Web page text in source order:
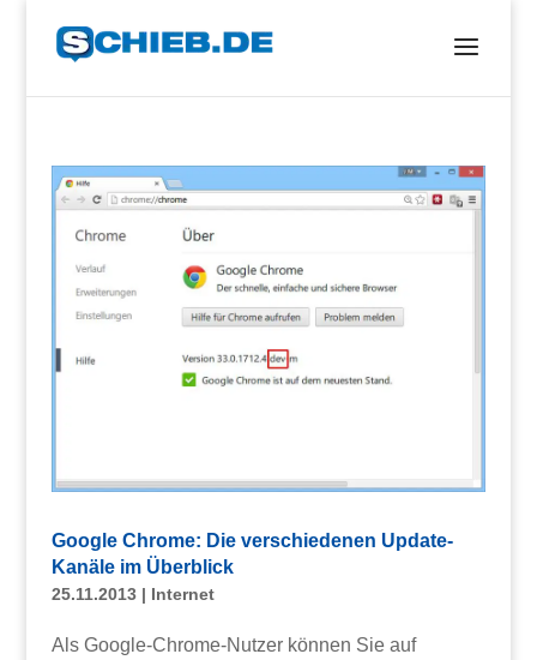
Google Chrome: Die verschiedenen Update-
Kanäle im Überblick
25.11.2013| Internet
Als Google-Chrome-Nutzer können Sie auf